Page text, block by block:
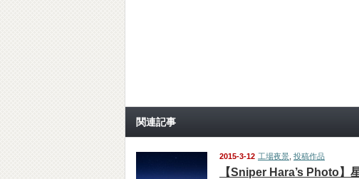
関連記事
2015-3-12 工場夜景 投稿作品
【Sniper Hara’s Photo】星